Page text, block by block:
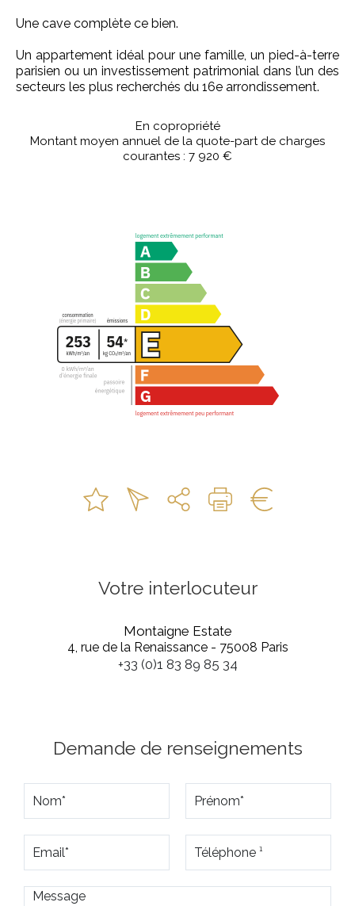
Une cave complète ce bien.
Un appartement idéal pour une famille, un pied-à-terre
parisien ou un investissement patrimonial dans l’un des
secteurs les plus recherchés du 16e arrondissement.
En copropriété
Montant moyen annuel de la quote-part de charges
courantes : 7 920 €
Votre interlocuteur
Montaigne Estate
4, rue de la Renaissance - 75008 Paris
+33 (0)1 83 89 85 34
Demande de renseignements